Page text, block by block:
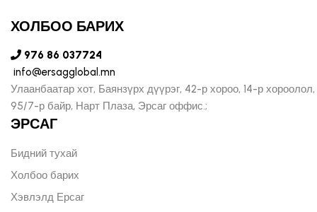
ХОЛБОО БАРИХ
976 86 037724
info@ersagglobal.mn
Улаанбаатар хот, Баянзүрх дүүрэг, 42-р хороо, 14-р хороолол,
95/7-р байр, Нарт Плаза, Эрсаг оффис.;
ЭРСАГ
Бидний тухай
Холбоо барих
Хэвлэлд Ерсаг